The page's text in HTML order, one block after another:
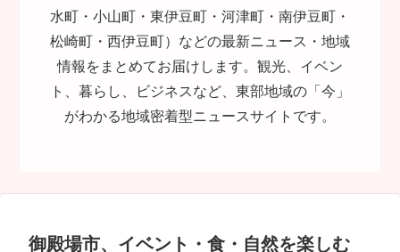
水町・小山町・東伊豆町・河津町・南伊豆町・
松崎町・西伊豆町）などの最新ニュース・地域
情報をまとめてお届けします。観光、イベン
ト、暮らし、ビジネスなど、東部地域の「今」
がわかる地域密着型ニュースサイトです。
御殿場市、イベント・食・自然を楽しむ